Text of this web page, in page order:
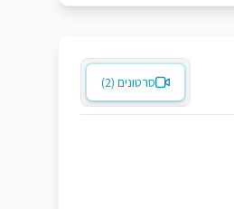
סרטונים (2)